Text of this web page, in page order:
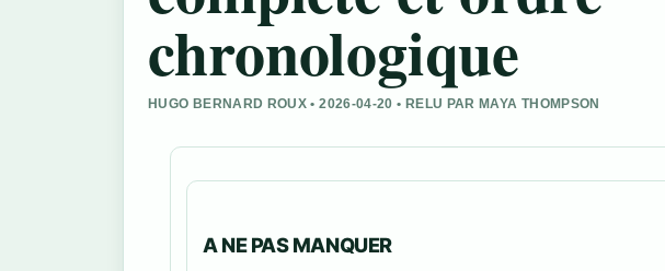
chronologique
HUGO BERNARD ROUX • 2026-04-20 • RELU PAR MAYA THOMPSON
A NE PAS MANQUER